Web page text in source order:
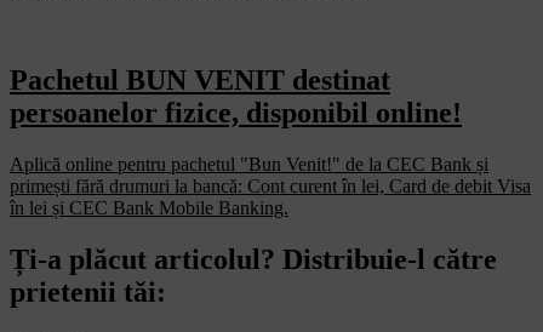
Pachetul BUN VENIT destinat
persoanelor fizice, disponibil online!
Aplică online pentru pachetul "Bun Venit!" de la CEC Bank și
primești fără drumuri la bancă: Cont curent în lei, Card de debit Visa
în lei și CEC Bank Mobile Banking.​
Ți-a plăcut articolul? Distribuie-l către
prietenii tăi: